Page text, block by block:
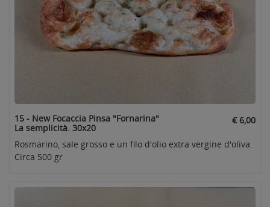
15 - New Focaccia Pinsa "Fornarina"
La semplicità. 30x20
€ 6,00
Rosmarino, sale grosso e un filo d'olio extra vergine d'oliva.
Circa 500 gr